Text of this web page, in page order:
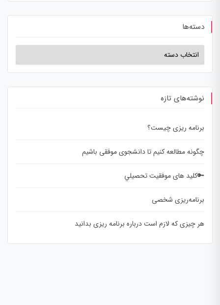
دسته‌ها
نوشته‌های تازه
برنامه ریزی چیست؟
چگونه مطالعه کنیم تا دانشجوی موفقی باشیم
🔑کلید های موفقيت تحصيلي
برنامه‌ریزی شخصی
هر چیزی که لازم است درباره برنامه ریزی بدانید